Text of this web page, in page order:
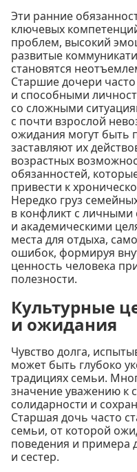
Эти ранние
ключевых
проблем, высокий
развитые
становятся
Старшие дочери
и способными
со сложными
с почти взрослой
ожидания могут быть
заставляют их
возрастных
обязанностей,
привести к
Нередко груз
в конфликт с
и академическими
места для отдыха,
ошибок, формируя
ценность человека
полезности.
Культурные
и ожидания
Чувство долга,
может быть глубоко
традициях семьи.
значение уважению к
солидарности и
Старшая дочь часто
семьи, от которой
поведения и примера
и сестер.